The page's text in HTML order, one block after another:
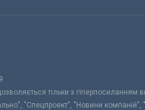
тільки з гіперпосиланням
"Спецпроект", "Новини